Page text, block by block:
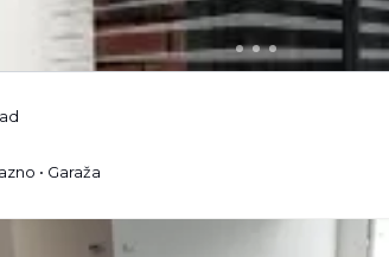
• Garaža